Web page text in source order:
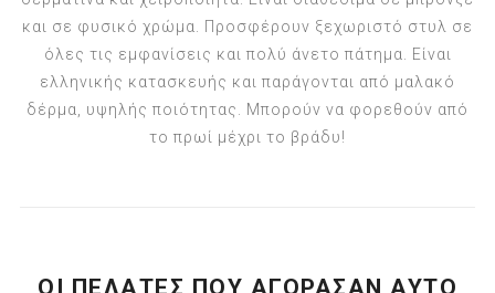
και σε φυσικό χρώμα. Προσφέρουν ξεχωριστό στυλ σε
όλες τις εμφανίσεις και πολύ άνετο πάτημα. Είναι
ελληνικής κατασκευής και παράγονται από μαλακό
δέρμα, υψηλής ποιότητας. Μπορούν να φορεθούν από
το πρωί μέχρι το βράδυ!